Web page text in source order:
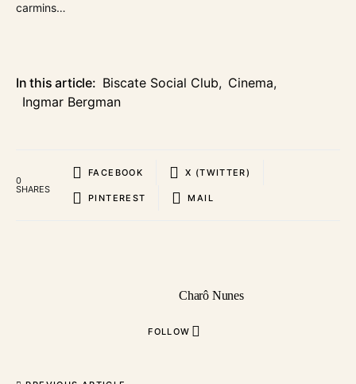
carmins…
In this article: Biscate Social Club, Cinema,
Ingmar Bergman
0
SHARES
FACEBOOK X (TWITTER)
PINTEREST MAIL
Charô Nunes
FOLLOW